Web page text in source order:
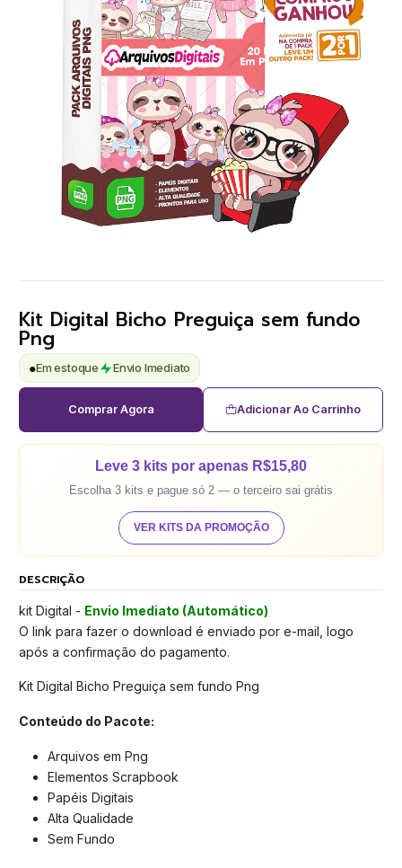
Kit Digital Bicho Preguiça sem fundo
Png
●Em estoque Envio Imediato
Adicionar Ao Carrinho
Comprar Agora
Leve 3 kits por apenas R$15,80
Escolha 3 kits e pague só 2 — o terceiro sai grátis
VER KITS DA PROMOÇÃO
DESCRIÇÃO
kit Digital - Envio Imediato (Automático)
O link para fazer o download é enviado por e-mail, logo
após a confirmação do pagamento.
Kit Digital Bicho Preguiça sem fundo Png
Conteúdo do Pacote:
Arquivos em Png
Elementos Scrapbook
Papéis Digitais
Alta Qualidade
Sem Fundo